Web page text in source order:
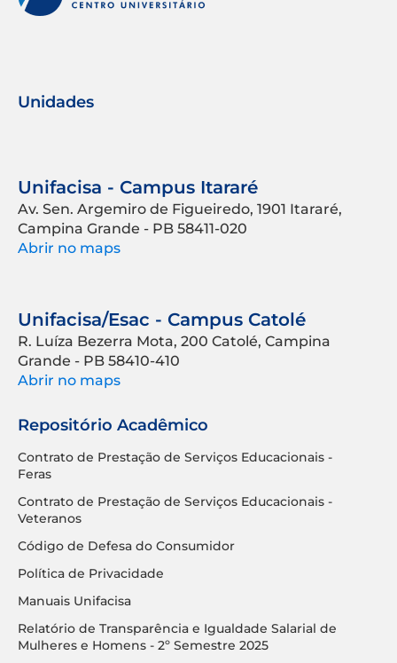
Unidades
Unifacisa - Campus Itararé
Av. Sen. Argemiro de Figueiredo, 1901 Itararé,
Campina Grande - PB 58411-020
Abrir no maps
Unifacisa/Esac - Campus Catolé
R. Luíza Bezerra Mota, 200 Catolé, Campina
Grande - PB 58410-410
Abrir no maps
Repositório Acadêmico
Contrato de Prestação de Serviços Educacionais -
Feras
Contrato de Prestação de Serviços Educacionais -
Veteranos
Código de Defesa do Consumidor
Política de Privacidade
Manuais Unifacisa
Relatório de Transparência e Igualdade Salarial de
Mulheres e Homens - 2º Semestre 2025